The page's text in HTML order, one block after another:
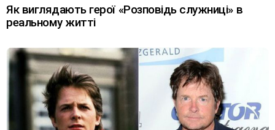
Як виглядають герої «Розповідь служниці» в
реальному житті